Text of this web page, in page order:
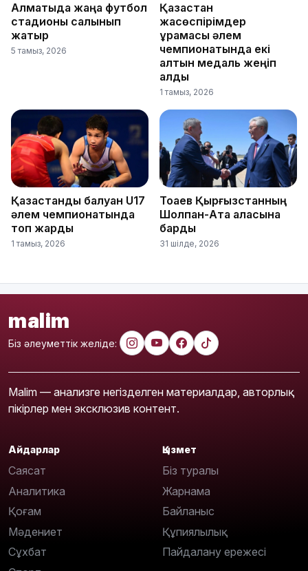
Алматыда жаңа футбол
стадионы салынып
жатыр
5 тамыз, 2026
Қазақстан
жасөспірімдер
құрамасы әлем
чемпионатында екі
алтын медаль жеңіп
алды
1 тамыз, 2026
Қазақстандық балуан U17
әлем чемпионатында
топ жарды
1 тамыз, 2026
Тоқаев Қырғызстанның
Шолпан-Ата қаласына
барды
31 шілде, 2026
malim
Біз әлеуметтік желіде:
Malim — анализге негізделген материалдар, авторлық
пікірлер мен эксклюзив контент.
Айдарлар
Саясат
Аналитика
Қоғам
Мәдениет
Сұхбат
Қызмет
Біз туралы
Жарнама
Байланыс
Құпиялылық
Пайдалану ережесі